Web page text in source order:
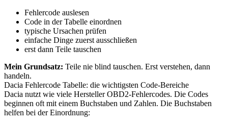
Fehlercode auslesen
Code in der Tabelle einordnen
typische Ursachen prüfen
einfache Dinge zuerst ausschließen
erst dann Teile tauschen
Mein Grundsatz: Teile nie blind tauschen. Erst verstehen, dann
handeln.
Dacia Fehlercode Tabelle: die wichtigsten Code-Bereiche
Dacia nutzt wie viele Hersteller OBD2-Fehlercodes. Die Codes
beginnen oft mit einem Buchstaben und Zahlen. Die Buchstaben
helfen bei der Einordnung: